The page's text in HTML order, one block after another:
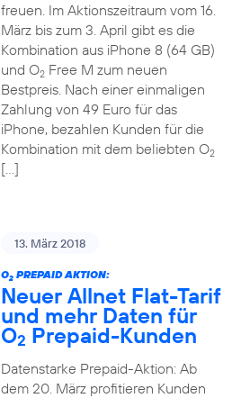
freuen. Im Aktionszeitraum vom 16.
März bis zum 3. April gibt es die
Kombination aus iPhone 8 (64 GB)
und O2Free M zum neuen
Bestpreis. Nach einer einmaligen
Zahlung von 49 Euro für das
iPhone, bezahlen Kunden für die
Kombination mit dem beliebten O2
[…]
13. März 2018
O2PREPAID AKTION:
Neuer Allnet Flat-Tarif
und mehr Daten für
O2 Prepaid-Kunden
Datenstarke Prepaid-Aktion: Ab
dem 20. März profitieren Kunden